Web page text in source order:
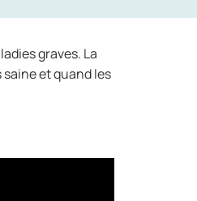
graves. La
et quand les